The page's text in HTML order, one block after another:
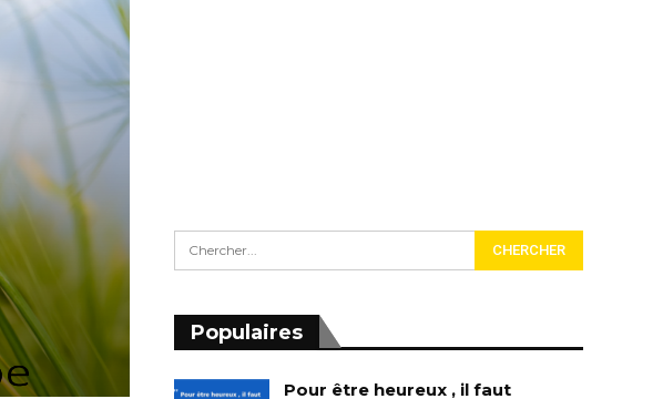
Populaires
Pour être heureux , il faut